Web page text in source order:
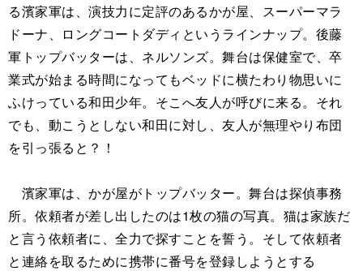
る濱家軍は、演技力に定評のあるかが屋、スーパーマラ
ドーナ、ロングコートダディというラインナップ。後藤
軍トップバッターは、ネルソンズ。舞台は保健室で、卒
業式が始まる時間になってもベッドに横たわり物思いに
ふけっている和田少年。そこへ友人が呼びに来る。それ
でも、動こうとしない和田に対し、友人が無理やり布団
を引っ張ると？！
濱家軍は、かが屋がトップバッター。舞台は探偵事務
所。依頼者が差し出したのは1枚の猫の写真。猫は家族だ
と言う依頼者に、全力で探すことを誓う。そして依頼者
と連絡を取るために携帯に番号を登録しようとする